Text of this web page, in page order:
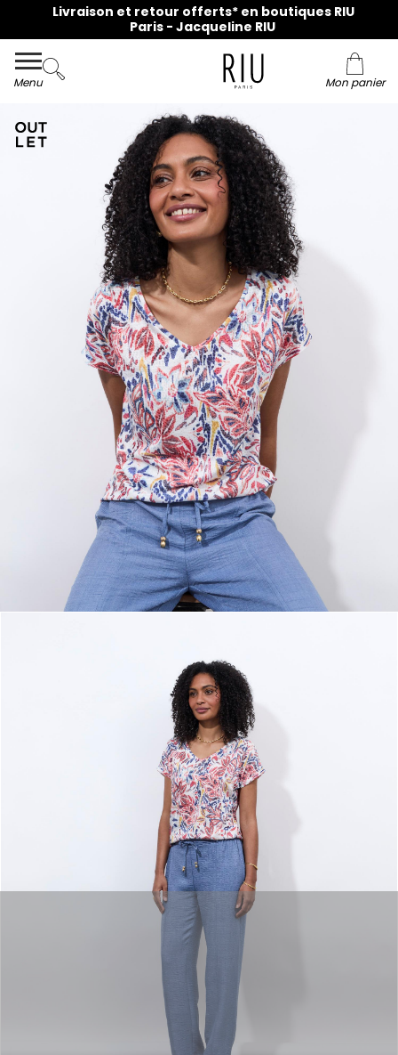
Livraison et retour offerts* en boutiques RIU
Paris - Jacqueline RIU
Menu Mon panier